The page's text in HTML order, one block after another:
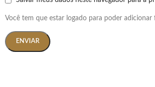
Você tem que estar logado para poder adicionar